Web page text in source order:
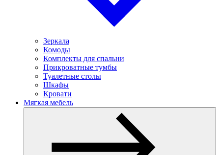
Зеркала
Комоды
Комплекты для спальни
Прикроватные тумбы
Туалетные столы
Шкафы
Кровати
Мягкая мебель